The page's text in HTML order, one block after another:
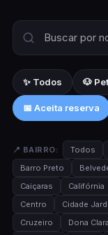
✨ Todos 🐶
📅 Aceita reserva
📍 BAIRRO: Todos
Barro Preto
Caiçaras
Califórnia
Centro
Cidade
Cruzeiro
Dona Clara